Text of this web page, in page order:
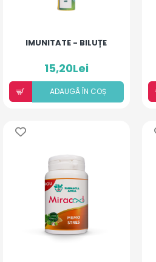
IMUNITATE - BILUȚE
15,20Lei
ADAUGÃ ÎN COȘ